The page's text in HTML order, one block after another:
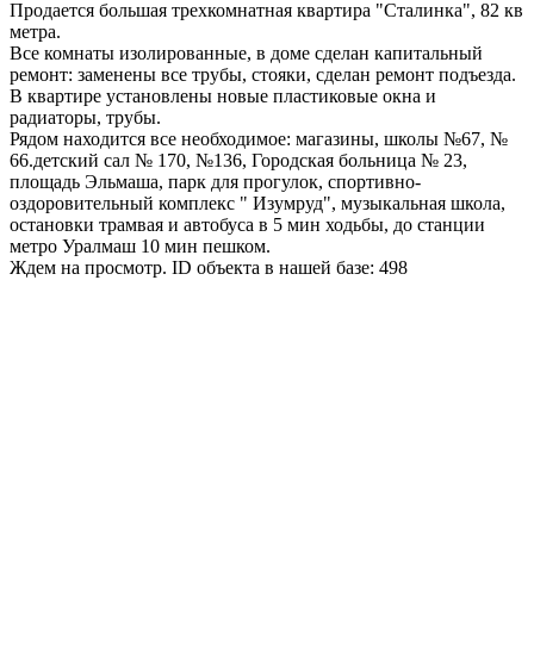
Продается большая трехкомнатная квартира "Сталинка", 82 кв
метра.
Все комнаты изолированные, в доме сделан капитальный
ремонт: заменены все трубы, стояки, сделан ремонт подъезда.
В квартире установлены новые пластиковые окна и
радиаторы, трубы.
Рядом находится все необходимое: магазины, школы №67, №
66.детский сал № 170, №136, Городская больница № 23,
площадь Эльмаша, парк для прогулок, спортивно-
оздоровительный комплекс " Изумруд", музыкальная школа,
остановки трамвая и автобуса в 5 мин ходьбы, до станции
метро Уралмаш 10 мин пешком.
Ждем на просмотр. ID объекта в нашей базе: 498